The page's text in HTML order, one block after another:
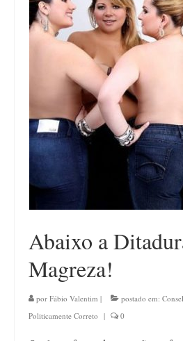
Projetos
Blog
Abaixo a
Magreza!
por Fábio Valentim | postado em:
Politicamente Correto | 0